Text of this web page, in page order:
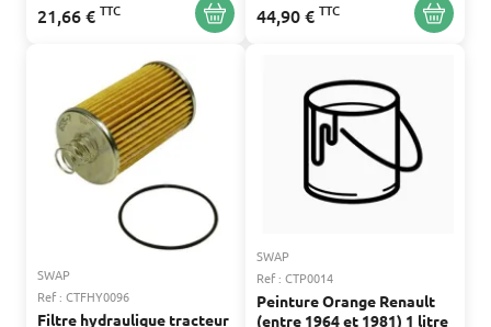
21,66 € TTC 44,90 € TTC
SWAP
Ref : CTFHY0096
Filtre hydraulique tracteur
SWAP
Ref : CTP0014
Peinture Orange Renault
(entre 1964 et 1981) 1 litre